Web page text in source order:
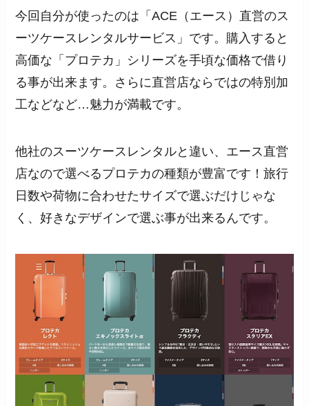
今回自分が使ったのは「ACE（エース）直営のス
ーツケースレンタルサービス」です。購入すると
高価な「プロテカ」シリーズを手頃な価格で借り
る事が出来ます。さらに直営店ならではの特別加
工などなど…魅力が満載です。
他社のスーツケースレンタルと違い、エース直営
店なので選べるプロテカの種類が豊富です！旅行
日数や荷物に合わせたサイズで選ぶだけじゃな
く、好きなデザインで選ぶ事が出来るんです。